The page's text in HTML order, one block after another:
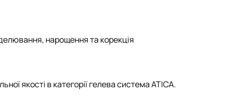
нарощення та корекція
якості в категоріїгелева система ATICA.